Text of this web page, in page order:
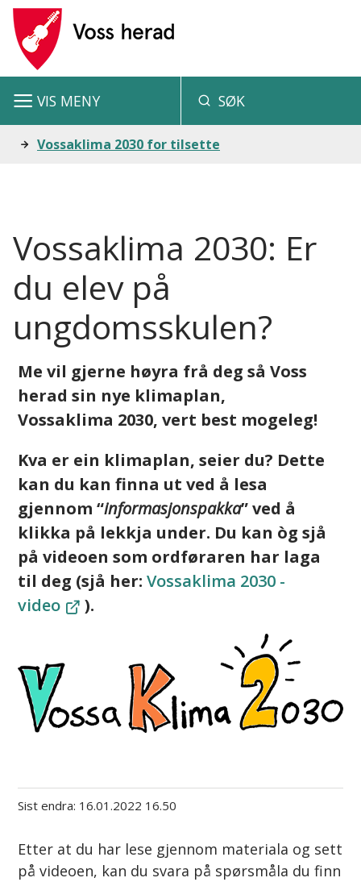
V
s
h
a
d
SØK
VIS MENY
Du Vossaklima 2030 for tilsette
Vossaklima 2030: Er
du elev på
ungdomsskulen?
Me vil gjerne høyra frå deg så Voss
herad sin nye klimaplan,
Vossaklima 2030, vert best mogeleg!
Kva er ein klimaplan, seier du? Dette
kan du kan finna ut ved å lesa
gjennom “informasjonspakka” ved å
klikka på lekkja under. Du kan òg sjå
på videoen som ordføraren har laga
til deg (sjå her:Vossaklima 2030 -
video
).
Sist endra 16.01.2022 16.50
Etter at du har lese gjennom materiala og sett
på videoen, kan du svara på spørsmåla du finn